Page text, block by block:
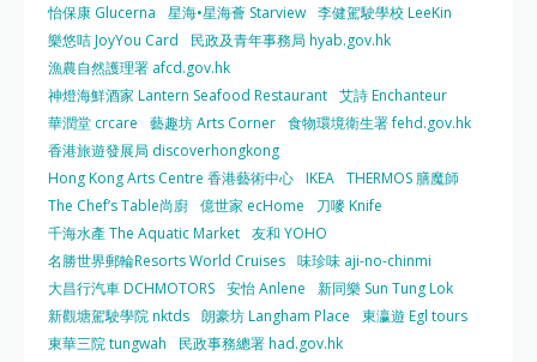
怡保康 Glucerna
星海•星海薈 Starview 李健駕駛學校 LeeKin
樂悠咭 JoyYou Card
民政及青年事務局 hyab.gov.hk
漁農自然護理署 afcd.gov.hk
神燈海鮮酒家 Lantern Seafood Restaurant 艾詩 Enchanteur
華潤堂 crcare
藝趣坊 Arts Corner 食物環境衛生署 fehd.gov.hk
香港旅遊發展局 discoverhongkong
Hong Kong Arts Centre 香港藝術中心 IKEA THERMOS 膳魔師
The Chef’s Table尚廚 億世家 ecHome
刀嘜 Knife
千海水產 The Aquatic Market 友和 YOHO
名勝世界郵輪Resorts World Cruises 味珍味 aji-no-chinmi
大昌行汽車 DCHMOTORS 安怡 Anlene
新同樂 Sun Tung Lok
新觀塘駕駛學院 nktds 朗豪坊 Langham Place
東瀛遊 Egl tours
東華三院 tungwah
民政事務總署 had.gov.hk